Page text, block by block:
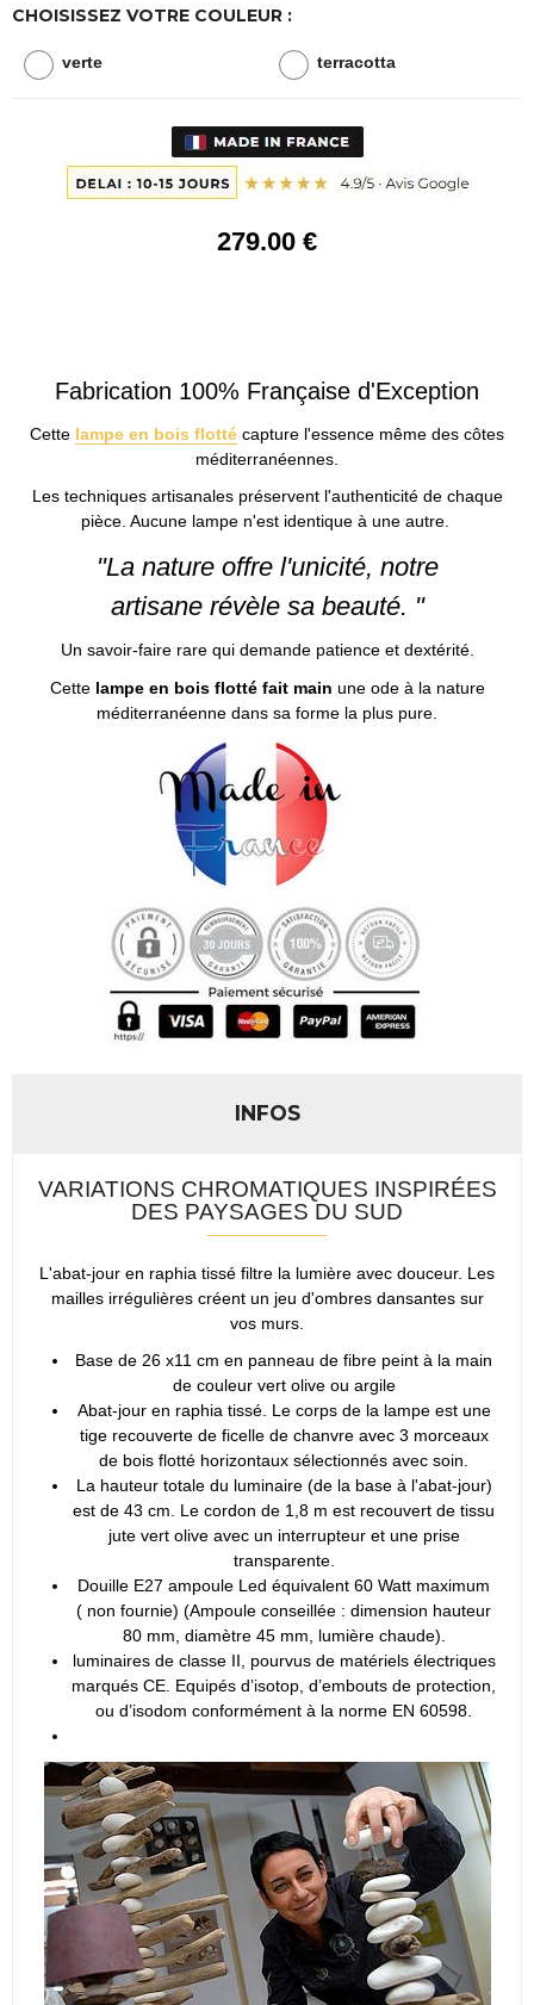
CHOISISSEZ VOTRE COULEUR :
verte terracotta
279.00 €
Fabrication 100% Française d'Exception
Cette lampe en bois flotté capture l'essence même des côtes
méditerranéennes.
Les techniques artisanales préservent l'authenticité de chaque
pièce. Aucune lampe n'est identique à une autre.
"La nature offre l'unicité, notre
artisane révèle sa beauté. "
Un savoir-faire rare qui demande patience et dextérité.
Cettelampe en bois flotté fait main une ode à la nature
méditerranéenne dans sa forme la plus pure.
INFOS
VARIATIONS CHROMATIQUES INSPIRÉES
DES PAYSAGES DU SUD
L'abat-jour en raphia tissé filtre la lumière avec douceur. Les
mailles irrégulières créent un jeu d'ombres dansantes sur
vos murs.
Base de 26 x11 cm en panneau de fibre peint à la main
de couleur vert olive ou argile
Abat-jour en raphia tissé. Le corps de la lampe est une
tige recouverte de ficelle de chanvre avec 3 morceaux
de bois flotté horizontaux sélectionnés avec soin.
La hauteur totale du luminaire (de la base à l'abat-jour)
est de 43 cm. Le cordon de 1,8 m est recouvert de tissu
jute vert olive avec un interrupteur et une prise
transparente.
Douille E27 ampoule Led équivalent 60 Watt maximum
( non fournie) (Ampoule conseillée : dimension hauteur
80 mm, diamètre 45 mm, lumière chaude).
luminaires de classe II, pourvus de matériels électriques
marqués CE. Equipés d’isotop, d’embouts de protection,
ou d’isodom conformément à la norme EN 60598.